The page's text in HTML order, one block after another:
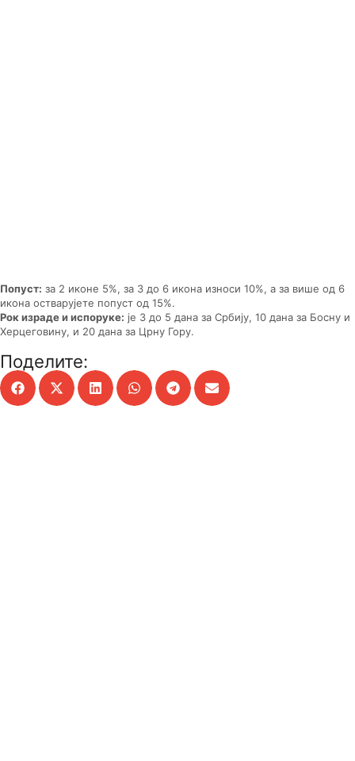
Попуст: за 2 иконе 5%, за 3 до 6 икона износи 10%, а за више од 6
икона остварујете попуст од 15%.
Рок израде и испоруке: је 3 до 5 дана за Србију, 10 дана за Босну и
Херцеговину, и 20 дана за Црну Гору.
Поделите: